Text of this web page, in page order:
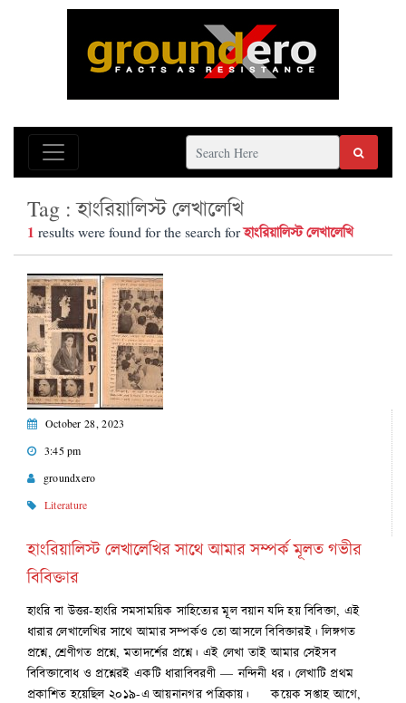
Tag : হাংরিয়ালিস্ট লেখালেখি
1 results were found for the search forহাংরিয়ালিস্ট লেখালেখি
October 28, 2023
3:45 pm
groundxero
Literature
হাংরিয়ালিস্ট লেখালেখির সাথে আমার সম্পর্ক মূলত গভীর
বিবিক্তার
হাংরি বা উত্তর-হাংরি সমসাময়িক সাহিত্যের মূল বয়ান যদি হয় বিবিক্তা, এই
ধারার লেখালেখির সাথে আমার সম্পর্কও তো আসলে বিবিক্তারই। লিঙ্গগত
প্রশ্নে, শ্রেণীগত প্রশ্নে, মতাদর্শের প্রশ্নে। এই লেখা তাই আমার সেইসব
বিবিক্তাবোধ ও প্রশ্নেরই একটি ধারাবিবরণী — নন্দিনী ধর। লেখাটি প্রথম
প্রকাশিত হয়েছিল ২০১৯-এ আয়নানগর পত্রিকায়। কয়েক সপ্তাহ আগে,